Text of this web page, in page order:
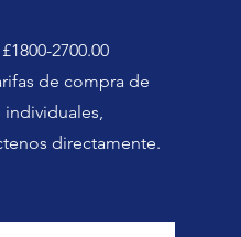
2700.00
de compra de
individuales,
directamente.